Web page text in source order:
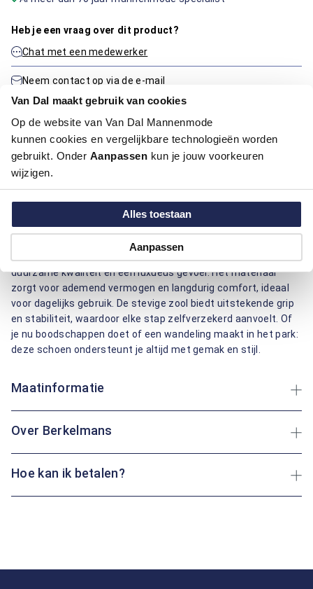
Van Dal maakt gebruik van cookies
Op de website van Van Dal Mannenmode
kunnen cookies en vergelijkbare technologieën worden
gebruikt. Onder Aanpassen kun je jouw voorkeuren
wijzigen.
Alles toestaan
Aanpassen
Heb je een vraag over dit product?
Chat met een medewerker
Neem contact op via de e-mail
Productinformatie
Artikelnummer
Kleur:
Blauw/Navy
Materiaal:
100% Leder
Deze schoen van Berkelmans combineert elegantie en
duurzame kwaliteit en een luxueus gevoel. Het materiaal
zorgt voor ademend vermogen en langdurig comfort, ideaal
voor dagelijks gebruik. De stevige zool biedt uitstekende grip
en stabiliteit, waardoor elke stap zelfverzekerd aanvoelt. Of
je nu boodschappen doet of een wandeling maakt in het park:
deze schoen ondersteunt je altijd met gemak en stijl.
Maatinformatie
Over Berkelmans
Hoe kan ik betalen?